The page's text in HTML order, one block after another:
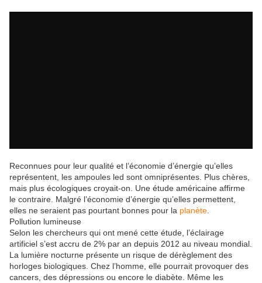
Reconnues pour leur qualité et l’économie d’énergie qu’elles
représentent, les ampoules led sont omniprésentes. Plus chères,
mais plus écologiques croyait-on. Une étude américaine affirme
le contraire. Malgré l’économie d’énergie qu’elles permettent,
elles ne seraient pas pourtant bonnes pour la planète
Pollution lumineuse
Selon les chercheurs qui ont mené cette étude, l’éclairage
artificiel s’est accru de 2% par an depuis 2012 au niveau mondial.
La lumière nocturne présente un risque de dérèglement des
horloges biologiques. Chez l’homme, elle pourrait provoquer des
cancers, des dépressions ou encore le diabète. Même les